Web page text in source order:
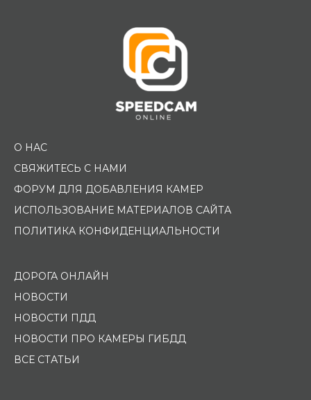
О НАС
СВЯЖИТЕСЬ С НАМИ
ФОРУМ ДЛЯ ДОБАВЛЕНИЯ КАМЕР
ИСПОЛЬЗОВАНИЕ МАТЕРИАЛОВ САЙТА
ПОЛИТИКА КОНФИДЕНЦИАЛЬНОСТИ
ДОРОГА ОНЛАЙН
НОВОСТИ
НОВОСТИ ПДД
НОВОСТИ ПРО КАМЕРЫ ГИБДД
ВСЕ СТАТЬИ